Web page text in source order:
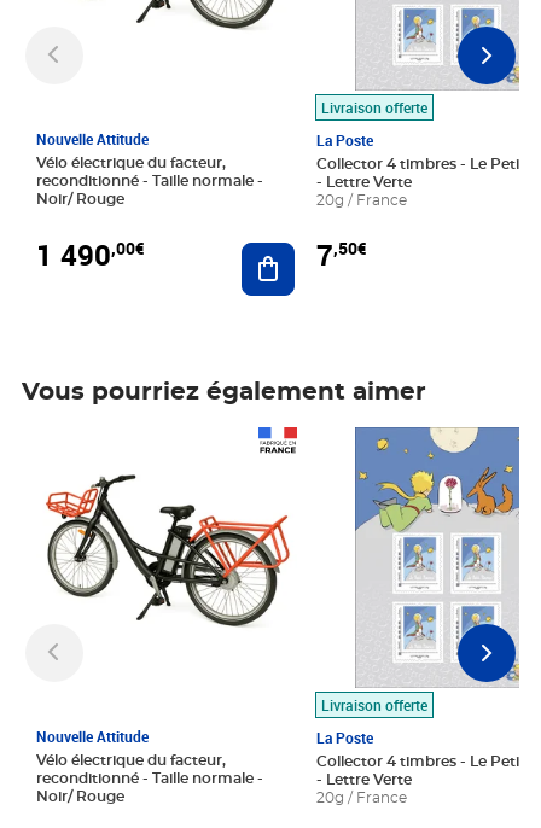
Nouvelle Attitude
Vélo électrique du facteur,
reconditionné - Taille normale -
Noir/ Rouge
1 490,00€ Ajouter au panier
Livraison offerte
La Poste
Collector 4 timbres - Le Petit
- Lettre Verte
20g / France
7,50€
Vous pourriez également aimer
Nouvelle Attitude
Vélo électrique du facteur,
reconditionné - Taille normale -
Noir/ Rouge
Livraison offerte
La Poste
Collector 4 timbres - Le Petit
- Lettre Verte
20g / France
Prix 7,50€